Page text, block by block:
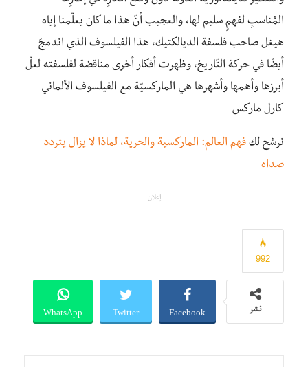
المُناسبِ لفهمٍ سليم لها، والعجيب أنّ هذا ما كان يعلّمنا إياه
هيغل صاحب فلسفة الديالكتيك، هذا الفيلسوف الذي اندمجَ
أيضًا في حركة التّاريخ، وظهرت أفكار أخرى مناقضة لفلسفته لعلّ
أبرزها وأهمها وأشهرها هي الماركسيّة مع الفيلسوف الألماني
كارل ماركس
نرشح لك فهم العالم: الماركسية والحرية، لماذا لا يزال يتردد
صداه
إعلان
992
نشر Facebook
Twitter
WhatsApp